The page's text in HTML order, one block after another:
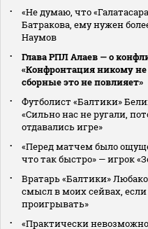
«Не думаю, что
Батракова, ему нужен
Наумов
Глава РПЛ Алаев — о
«Конфронтация никому
сборные это не повлияет»
Футболист «Балтики»
«Сильно нас не ругали,
отдавались игре»
«Перед матчем было
что так быстро» — игрок
Вратарь «Балтики»
смысл в моих сейвах,
проигрывать»
«Практически